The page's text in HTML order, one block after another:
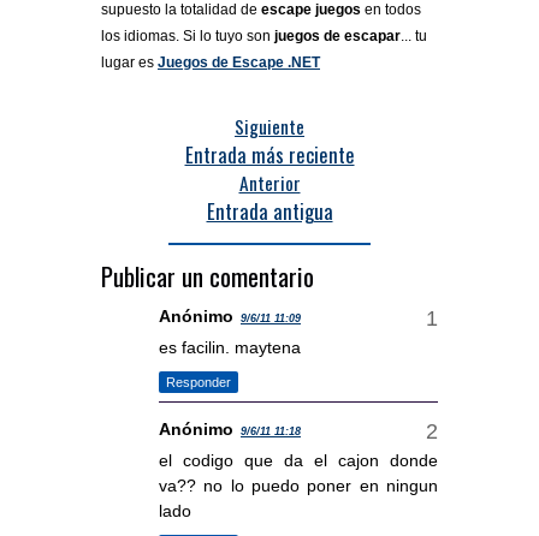
supuesto la totalidad de escape juegos en todos
los idiomas. Si lo tuyo son juegos de escapar... tu
lugar es Juegos de Escape .NET
Siguiente
Entrada más reciente
Anterior
Entrada antigua
Publicar un comentario
Anónimo 9/6/11 11:09
es facilin. maytena
Responder
Anónimo 9/6/11 11:18
el codigo que da el cajon donde
va?? no lo puedo poner en ningun
lado